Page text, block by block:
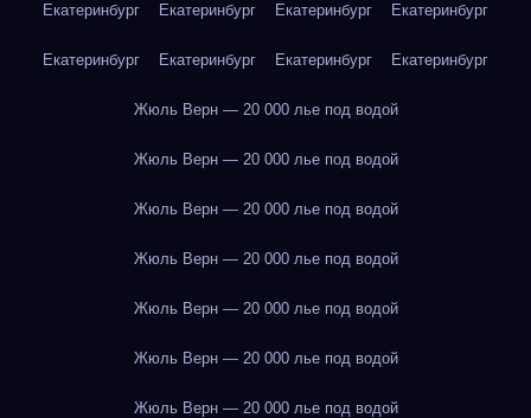
Екатеринбург Екатеринбург Екатеринбург Екатеринбург
Екатеринбург Екатеринбург Екатеринбург Екатеринбург
Жюль Верн — 20 000 лье под водой
Жюль Верн — 20 000 лье под водой
Жюль Верн — 20 000 лье под водой
Жюль Верн — 20 000 лье под водой
Жюль Верн — 20 000 лье под водой
Жюль Верн — 20 000 лье под водой
Жюль Верн — 20 000 лье под водой